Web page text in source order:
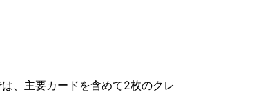
、主要カードを含めて2枚のクレ